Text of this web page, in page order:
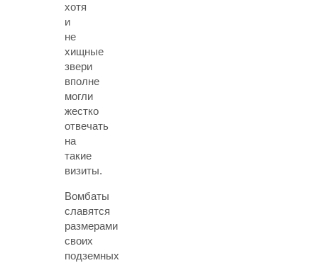
хотя
и
не
хищные
звери
вполне
могли
жестко
отвечать
на
такие
визиты.
Вомбаты
славятся
размерами
своих
подземных